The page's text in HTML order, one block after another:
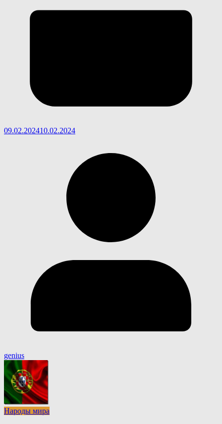
09.02.202410.02.2024
genius
Народы мира